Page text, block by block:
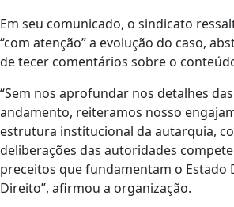
Em seu comunicado, o sindicato
“com atenção” a evolução do caso,
de tecer comentários sobre o
“Sem nos aprofundar nos detalhes
andamento, reiteramos nosso
estrutura institucional da autarquia,
deliberações das autoridades
preceitos que fundamentam o Estado
Direito”, afirmou a organização.